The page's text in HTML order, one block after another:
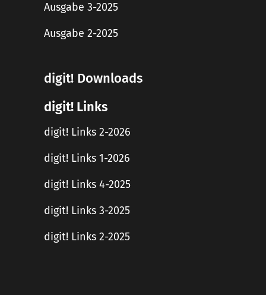
Ausgabe 3-2025
Ausgabe 2-2025
digit! Downloads
digit! Links
digit! Links 2-2026
digit! Links 1-2026
digit! Links 4-2025
digit! Links 3-2025
digit! Links 2-2025